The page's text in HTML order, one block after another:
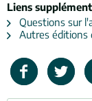
Liens
Questions sur
Autres éditions